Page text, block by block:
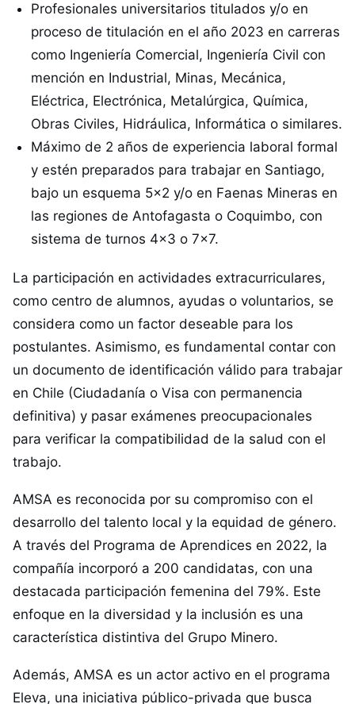
Profesionales universitarios titulados y/o en
proceso de titulación en el año 2023 en carreras
como Ingeniería Comercial, Ingeniería Civil con
mención en Industrial, Minas, Mecánica,
Eléctrica, Electrónica, Metalúrgica, Química,
Obras Civiles, Hidráulica, Informática o similares.
Máximo de 2 años de experiencia laboral formal
y estén preparados para trabajar en Santiago,
bajo un esquema 5×2 y/o en Faenas Mineras en
las regiones de Antofagasta o Coquimbo, con
sistema de turnos 4×3 o 7×7.
La participación en actividades extracurriculares,
como centro de alumnos, ayudas o voluntarios, se
considera como un factor deseable para los
postulantes. Asimismo, es fundamental contar con
un documento de identificación válido para trabajar
en Chile (Ciudadanía o Visa con permanencia
definitiva) y pasar exámenes preocupacionales
para verificar la compatibilidad de la salud con el
trabajo.
AMSA es reconocida por su compromiso con el
desarrollo del talento local y la equidad de género.
A través del Programa de Aprendices en 2022, la
compañía incorporó a 200 candidatas, con una
destacada participación femenina del 79%. Este
enfoque en la diversidad y la inclusión es una
característica distintiva del Grupo Minero.
Además, AMSA es un actor activo en el programa
Eleva, una iniciativa público-privada que busca